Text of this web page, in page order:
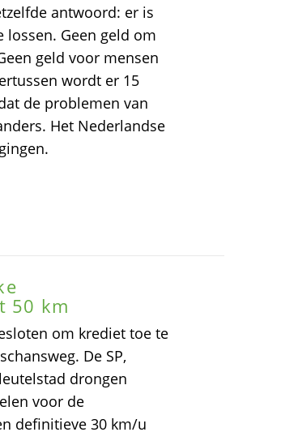
antwoord: er is
lossen. Geen geld om
geld voor mensen
wordt er 15
de problemen van
Het Nederlandse
50 km
om krediet toe te
De SP,
drongen
voor de
definitieve 30 km/u